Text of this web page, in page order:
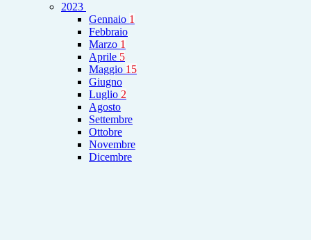
2023
Gennaio 1
Febbraio
Marzo 1
Aprile 5
Maggio 15
Giugno
Luglio 2
Agosto
Settembre
Ottobre
Novembre
Dicembre